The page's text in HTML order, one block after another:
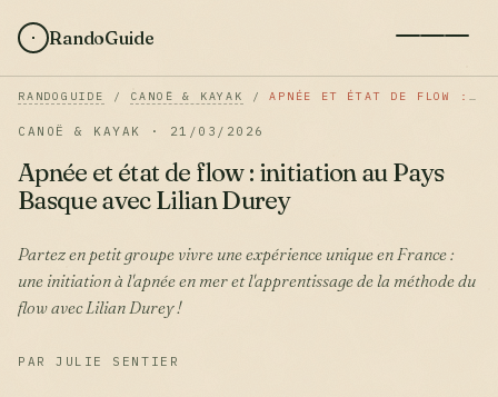
RandoGuide
RANDOGUIDE / CANOË & KAYAK /APNÉE ET ÉTAT DE FLOW : INITIATION AU PAYS BASQUE AVEC LILIAN DUREY
CANOË & KAYAK · 21/03/2026
Apnée et état de flow : initiation au Pays
Basque avec Lilian Durey
Partez en petit groupe vivre une expérience unique en France :
une initiation à l'apnée en mer et l'apprentissage de la méthode du
flow avec Lilian Durey !
PAR JULIE SENTIER